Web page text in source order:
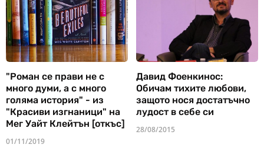
"Роман се прави не с
много думи, а с много
голяма история" - из
"Красиви изгнаници" на
Мег Уайт Клейтън [откъс]
01/11/2019
Давид Фоенкинос:
Обичам тихите любови,
защото нося достатъчно
лудост в себе си
28/08/2015